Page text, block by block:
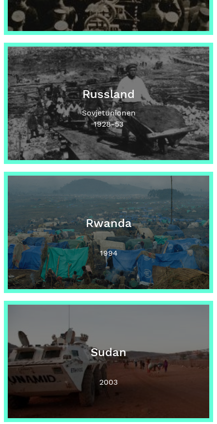
Russland
Sovjetunionen
1928-53
Rwanda
1994
Sudan
2003